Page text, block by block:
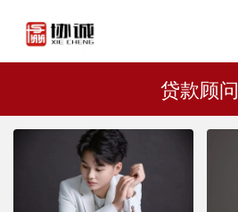
贷款顾问